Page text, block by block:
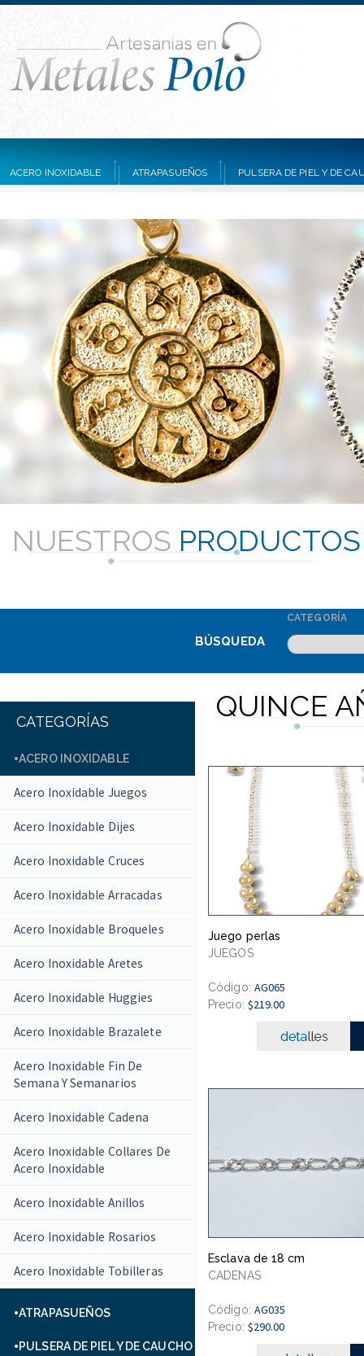
ACERO INOXIDABLE ATRAPASUEÑOS PULSERA DE PIEL Y DE
NUESTROS PRODUCTOS
CATEGORÍA
BÚSQUEDA
CATEGORÍAS
ACERO INOXIDABLE
Acero Inoxidable Juegos
Acero Inoxidable Dijes
Acero Inoxidable Cruces
Acero Inoxidable Arracadas
Acero Inoxidable Broqueles
Acero Inoxidable Aretes
Acero Inoxidable Huggies
Acero Inoxidable Brazalete
Acero Inoxidable Fin De
Semana Y Semanarios
Acero Inoxidable Cadena
Acero Inoxidable Collares De
Acero Inoxidable
Acero Inoxidable Anillos
Acero Inoxidable Rosarios
Acero Inoxidable Tobilleras
ATRAPASUEÑOS
PULSERA DE PIEL Y DE CAUCHO
QUINCE
Juego perlas
JUEGOS
Código: AG065
Precio: $219.00
Esclava de 18 cm
CADENAS
Código: AG035
Precio: $290.00